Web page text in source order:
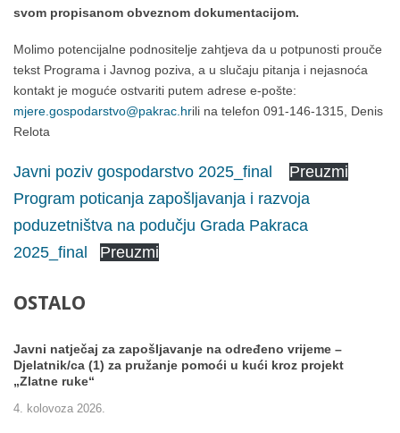
svom propisanom obveznom dokumentacijom.
Molimo potencijalne podnositelje zahtjeva da u potpunosti prouče
tekst Programa i Javnog poziva, a u slučaju pitanja i nejasnoća
kontakt je moguće ostvariti putem adrese e-pošte:
mjere.gospodarstvo@pakrac.hrili na telefon 091-146-1315, Denis
Relota
Javni poziv gospodarstvo 2025_final
Preuzmi
Program poticanja zapošljavanja i razvoja
poduzetništva na podučju Grada Pakraca
2025_final
Preuzmi
OSTALO
Javni natječaj za zapošljavanje na određeno vrijeme –
Djelatnik/ca (1) za pružanje pomoći u kući kroz projekt
„Zlatne ruke“
4. kolovoza 2026.